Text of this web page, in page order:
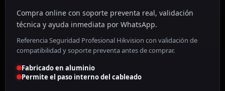
Compra online con soporte preventa real, validación
técnica y ayuda inmediata por WhatsApp.
Referencia Seguridad Profesional Hikvision con validación de
compatibilidad y soporte preventa antes de comprar.
Fabricado en aluminio
Permite el paso interno del cableado